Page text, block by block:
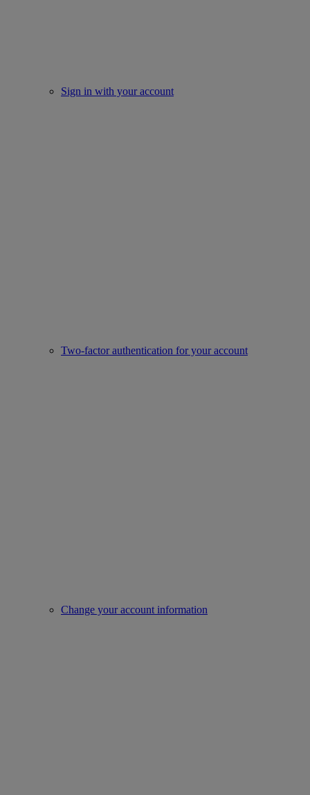
Sign in with your account
Two-factor authentication for your account
Change your account information